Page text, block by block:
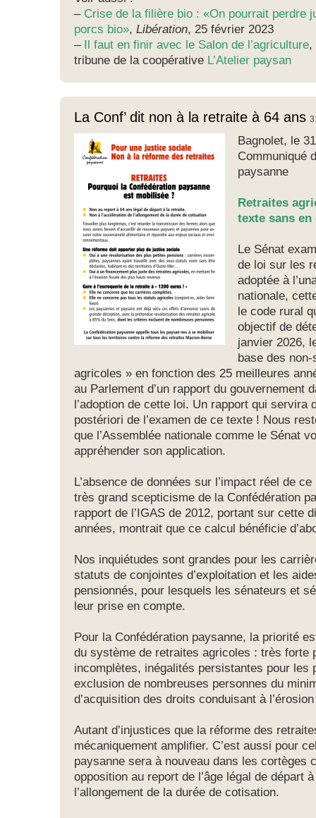
– Crise de la filière bio : «On pourrait perdre
porcs bio», Libération, 25 février 2023
– Il faut en finir avec le Salon de l’agriculture,
tribune de la coopérative L’Atelier paysan
La Conf’ dit non à la retraite à 64 ans
Bagnolet, le
Communiqué
paysanne
Retraites
texte sans
Le Sénat
de loi sur les
adoptée à
nationale,
le code rural
objectif de
janvier 2026,
base des
agricoles » en fonction des 25 meilleures
au Parlement d’un rapport du gouvernement
l’adoption de cette loi. Un rapport qui servira
postériori de l’examen de ce texte ! Nous
que l’Assemblée nationale comme le Sénat
appréhender son application.
L’absence de données sur l’impact réel de
très grand scepticisme de la Confédération
rapport de l’IGAS de 2012, portant sur cette
années, montrait que ce calcul bénéficie
Nos inquiétudes sont grandes pour les
statuts de conjointes d’exploitation et les
pensionnés, pour lesquels les sénateurs et
leur prise en compte.
Pour la Confédération paysanne, la priorité
du système de retraites agricoles : très forte
incomplètes, inégalités persistantes pour les
exclusion de nombreuses personnes du
d’acquisition des droits conduisant à
Autant d’injustices que la réforme des
mécaniquement amplifier. C’est aussi pour
paysanne sera à nouveau dans les cortèges
opposition au report de l’âge légal de départ
l’allongement de la durée de cotisation.